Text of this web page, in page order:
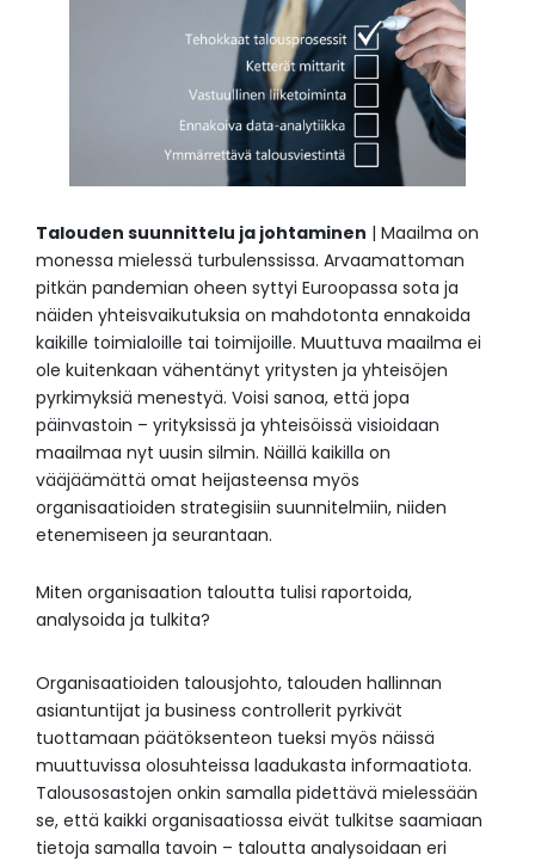
Talouden suunnittelu ja johtaminen | Maailma on
monessa mielessä turbulenssissa. Arvaamattoman
pitkän pandemian oheen syttyi Euroopassa sota ja
näiden yhteisvaikutuksia on mahdotonta ennakoida
kaikille toimialoille tai toimijoille. Muuttuva maailma ei
ole kuitenkaan vähentänyt yritysten ja yhteisöjen
pyrkimyksiä menestyä. Voisi sanoa, että jopa
päinvastoin – yrityksissä ja yhteisöissä visioidaan
maailmaa nyt uusin silmin. Näillä kaikilla on
vääjäämättä omat heijasteensa myös
organisaatioiden strategisiin suunnitelmiin, niiden
etenemiseen ja seurantaan.
Miten organisaation taloutta tulisi raportoida,
analysoida ja tulkita?
Organisaatioiden talousjohto, talouden hallinnan
asiantuntijat ja business controllerit pyrkivät
tuottamaan päätöksenteon tueksi myös näissä
muuttuvissa olosuhteissa laadukasta informaatiota.
Talousosastojen onkin samalla pidettävä mielessään
se, että kaikki organisaatiossa eivät tulkitse saamiaan
tietoja samalla tavoin – taloutta analysoidaan eri